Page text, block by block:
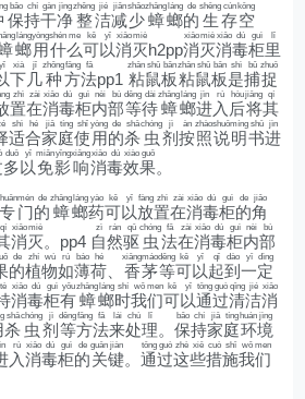
保
bǎo
持
chí
干
gàn
净
jìng
整
zhěng
洁
jié
减
jiǎn
少
shǎo
蟑
zhāng
螂
láng
的
de
生
shēng
存
cún
空
kōng
螂
láng
用
yòng
什
shén
么
me
可
kě
以
yǐ
消
xiāo
灭
miè
h2pp消
xiāo
灭
miè
消
xiāo
毒
dú
柜
guì
里
lǐ
yǐ
下
xià
几
jǐ
种
zhǒng
方
fāng
法
fǎ
pp1 粘
zhān
鼠
shǔ
板
bǎn
粘
zhān
鼠
shǔ
板
bǎn
是
shì
捕
bǔ
捉
zhuō
置
zhì
在
zài
消
xiāo
毒
dú
柜
guì
内
nèi
部
bù
等
děng
待
dài
蟑
zhāng
螂
láng
进
jìn
入
rù
后
hòu
将
jiāng
其
qí
适
shì
合
hé
家
jiā
庭
tíng
使
shǐ
用
yòng
的
de
杀
shā
虫
chóng
剂
jì
按
àn
照
zhào
说
shuō
明
míng
书
shū
进
jìn
多
duō
以
yǐ
免
miǎn
影
yǐng
响
xiǎng
消
xiāo
毒
dú
效
xiào
果
guǒ
。
专门
mén
的
de
蟑
zhāng
螂
láng
药
yào
可
kě
以
yǐ
放
fàng
置
zhì
在
zài
消
xiāo
毒
dú
柜
guì
的
de
角
jiǎo
qí
消
xiāo
灭
miè
。pp4 自
zì
然
rán
驱
qū
虫
chóng
法
fǎ
在
zài
消
xiāo
毒
dú
柜
guì
内
nèi
部
bù
的
de
植
zhí
物
wù
如
rú
薄
báo
荷
hé
香
xiāng
茅
máo
等
děng
可
kě
以
yǐ
起
qǐ
到
dào
一
yī
定
dìng
tè
消
xiāo
毒
dú
柜
guì
有
yǒu
蟑
zhāng
螂
láng
时
shí
我
wǒ
们
men
可
kě
以
yǐ
通
tōng
过
guò
清
qīng
洁
jié
消
xiāo
杀
shā
虫
chóng
剂
jì
等
děng
方
fāng
法
fǎ
来
lái
处
chù
理
lǐ
。保
bǎo
持
chí
家
jiā
庭
tíng
环
huán
境
jìng
入
rù
消
xiāo
毒
dú
柜
guì
的
de
关
guān
键
jiàn
。通
tōng
过
guò
这
zhè
些
xiē
措
cuò
施
shī
我
wǒ
们
men